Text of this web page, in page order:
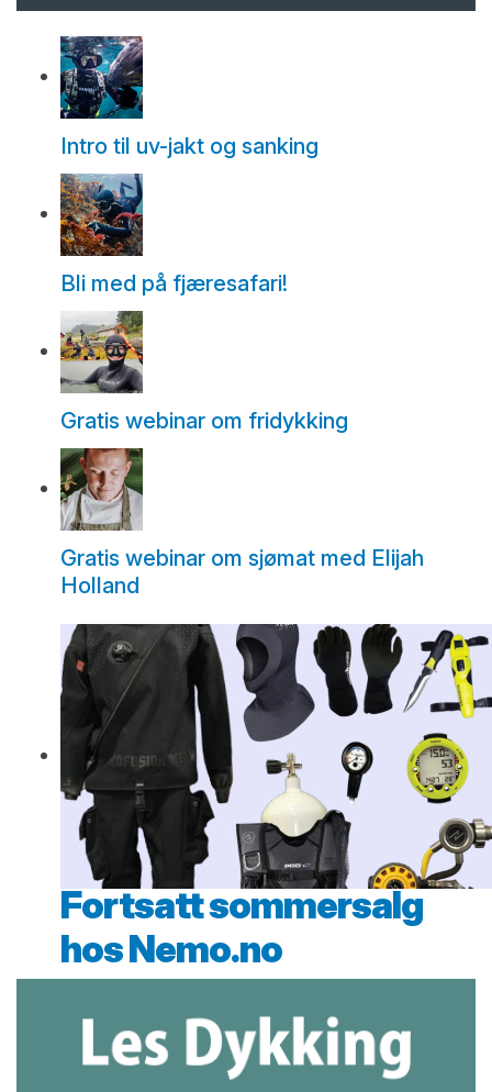
Intro til uv-jakt og sanking
Bli med på fjæresafari!
Gratis webinar om fridykking
Gratis webinar om sjømat med Elijah
Holland
Fortsatt sommersalg
hos Nemo.no